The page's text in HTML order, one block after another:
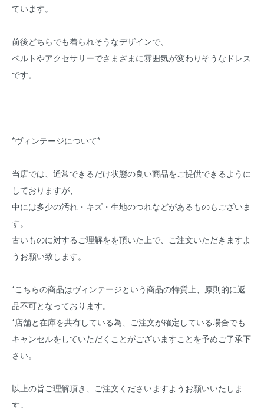
ています。
前後どちらでも着られそうなデザインで、
ベルトやアクセサリーでさまざまに雰囲気が変わりそうなドレス
です。
*ヴィンテージについて*
当店では、通常できるだけ状態の良い商品をご提供できるように
しておりますが、
中には多少の汚れ・キズ・生地のつれなどがあるものもございま
す。
古いものに対するご理解をを頂いた上で、ご注文いただきますよ
うお願い致します。
*こちらの商品はヴィンテージという商品の特質上、原則的に返
品不可となっております。
*店舗と在庫を共有している為、ご注文が確定している場合でも
キャンセルをしていただくことがございますことを予めご了承下
さい。
以上の旨ご理解頂き、ご注文くださいますようお願いいたしま
す。